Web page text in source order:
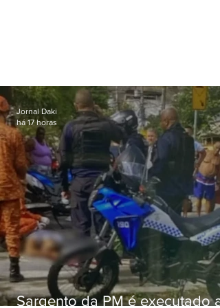
Sargento da PM é executado a
Jornal Daki
há 17 horas